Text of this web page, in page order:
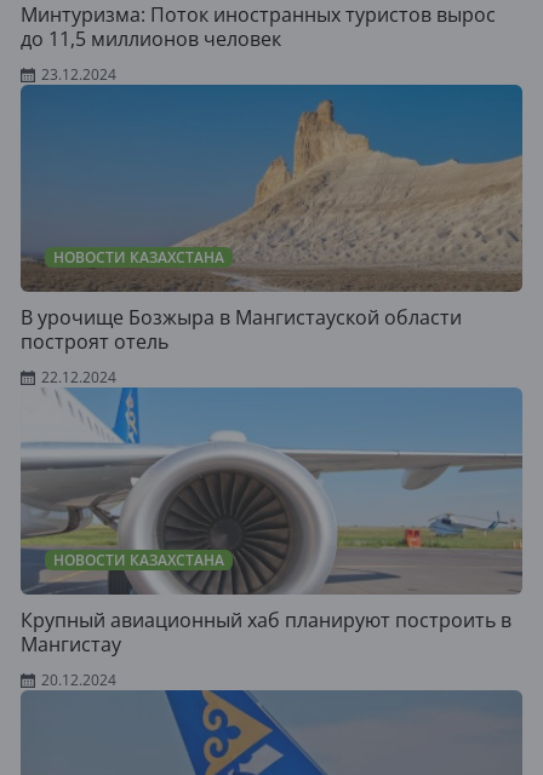
Минтуризма: Поток иностранных туристов вырос
до 11,5 миллионов человек
23.12.2024
НОВОСТИ КАЗАХСТАНА
В урочище Бозжыра в Мангистауской области
построят отель
22.12.2024
НОВОСТИ КАЗАХСТАНА
Крупный авиационный хаб планируют построить в
Мангистау
20.12.2024